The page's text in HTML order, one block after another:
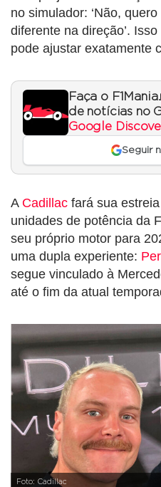
no simulador: ‘Não,
diferente na direção’.
pode ajustar exatamente
Faça o
de notícias no
Google
Seguir
A Cadillac fará sua
unidades de potência da
seu próprio motor para
uma dupla experiente:
segue vinculado à
até o fim da atual
Foto: Cadillac